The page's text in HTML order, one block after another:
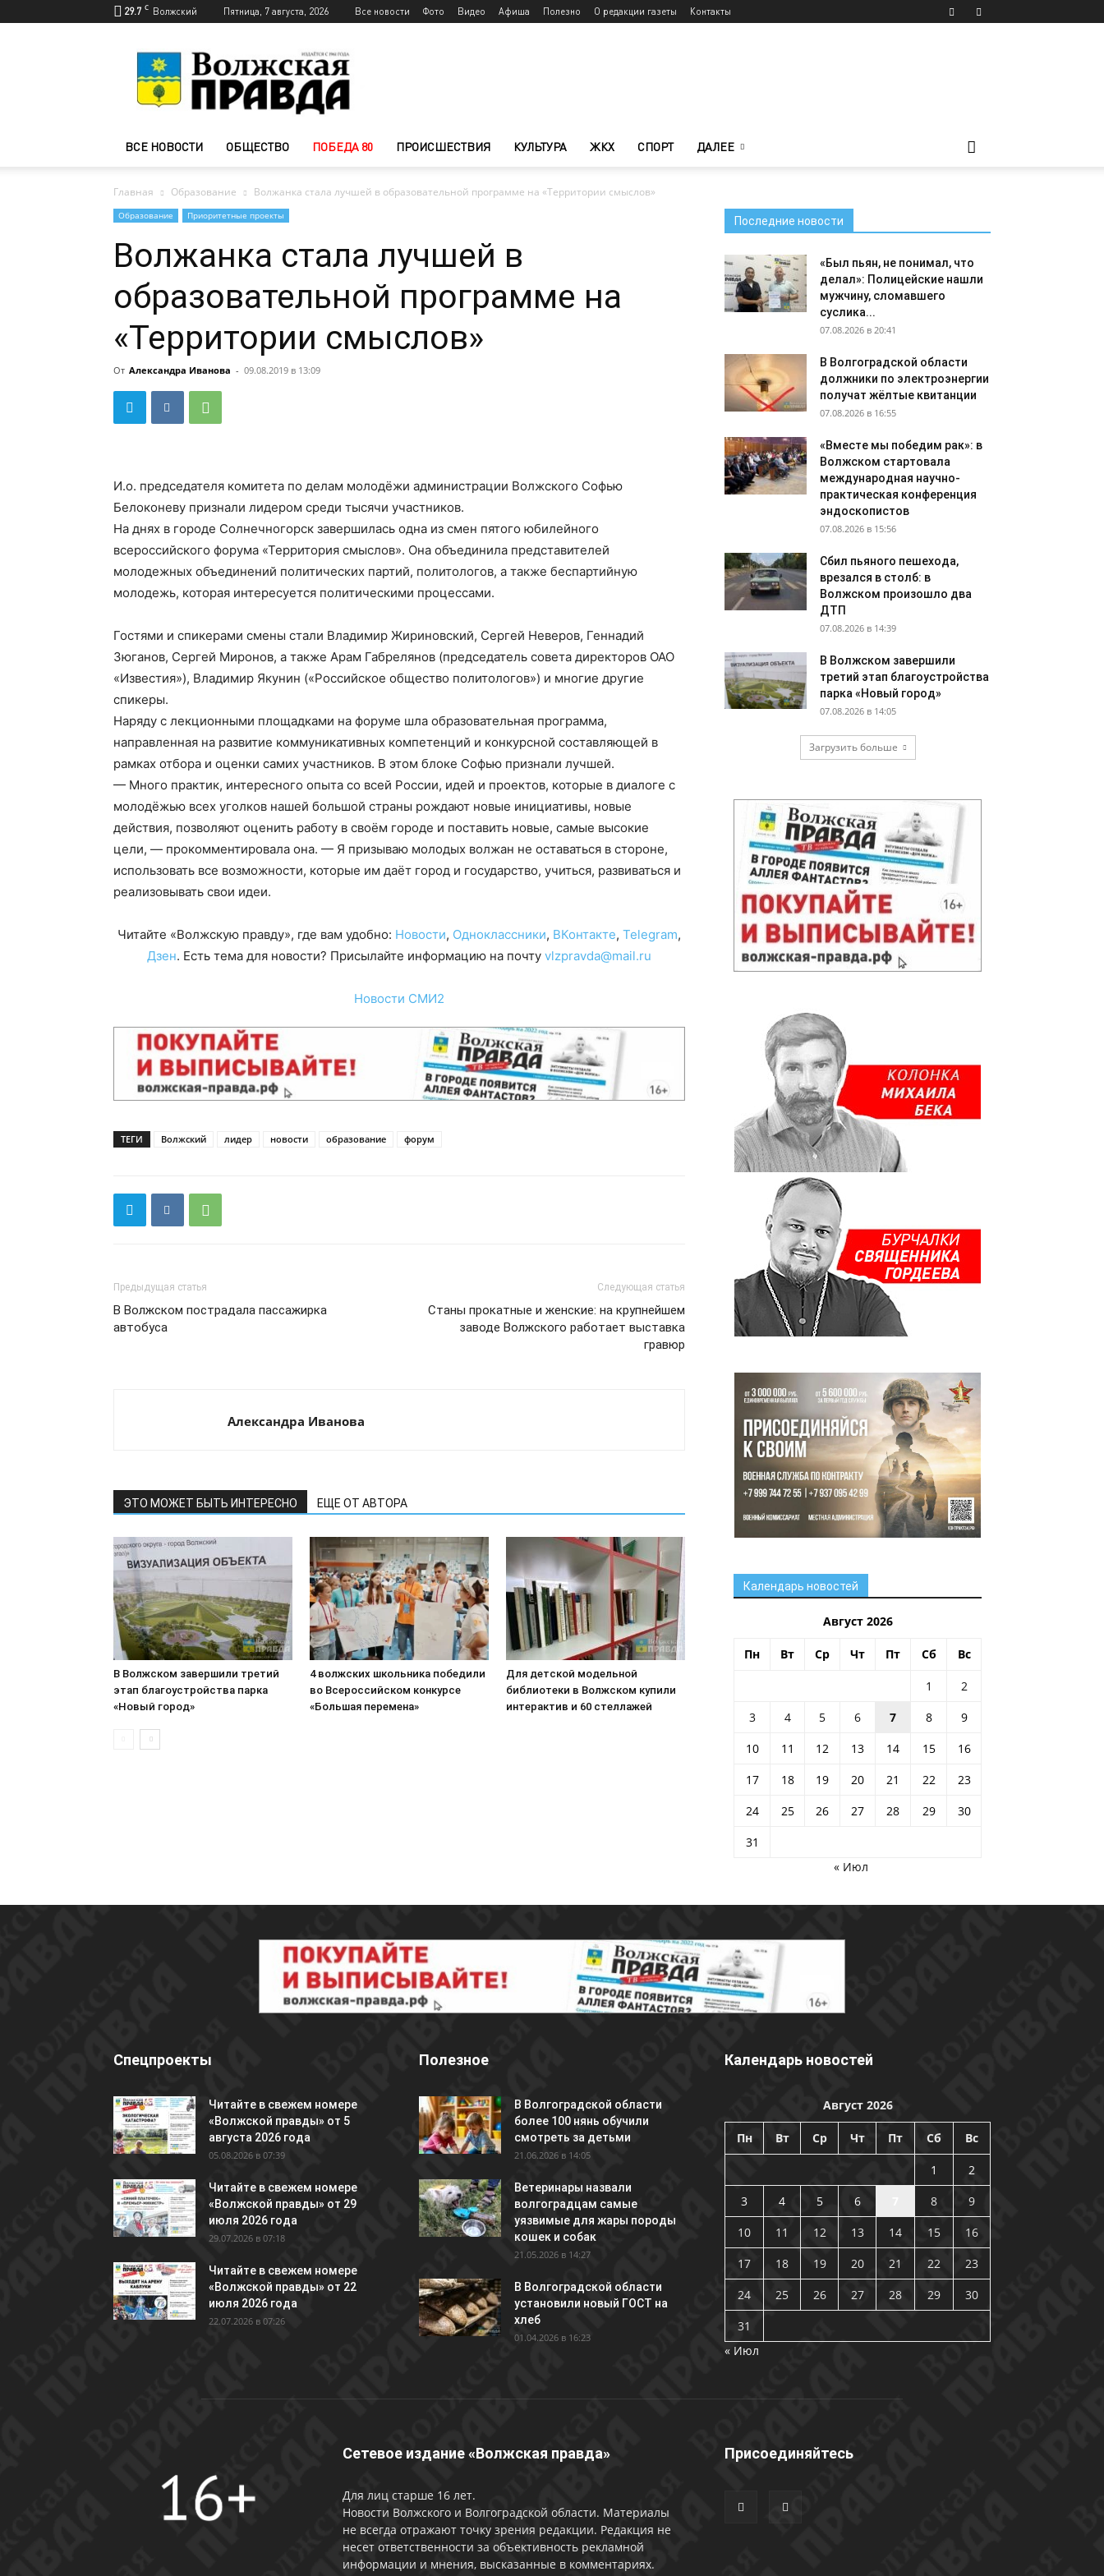
29.7 C Волжский Пятница, 7 августа, 2026 Все новости Фото Видео Афиша Полезно О редакции газеты Контакты
Волжского
—
Волжская
ВСЕ НОВОСТИ ОБЩЕСТВО ПОБЕДА 80 ПРОИСШЕСТВИЯ КУЛЬТУРА ЖКХ СПОРТ ДАЛЕЕ
Главная Образование Волжанка стала лучшей в образовательной программе на «Территории смыслов»
Образование Приоритетные проекты
Волжанка стала лучшей в
образовательной программе на
«Территории смыслов»
От Александра Иванова - 09.08.2019 в 13:09
И.о. председателя комитета по делам молодёжи администрации Волжского Софью
Белоконеву признали лидером среди тысячи участников.
На днях в городе Солнечногорск завершилась одна из смен пятого юбилейного
всероссийского форума «Территория смыслов». Она объединила представителей
молодежных объединений политических партий, политологов, а также беспартийную
молодежь, которая интересуется политическими процессами.
Гостями и спикерами смены стали Владимир Жириновский, Сергей Неверов, Геннадий
Зюганов, Сергей Миронов, а также Арам Габрелянов (председатель совета директоров ОАО
«Известия»), Владимир Якунин («Российское общество политологов») и многие другие
спикеры.
Наряду с лекционными площадками на форуме шла образовательная программа,
направленная на развитие коммуникативных компетенций и конкурсной составляющей в
рамках отбора и оценки самих участников. В этом блоке Софью признали лучшей.
— Много практик, интересного опыта со всей России, идей и проектов, которые в диалоге с
молодёжью всех уголков нашей большой страны рождают новые инициативы, новые
действия, позволяют оценить работу в своём городе и поставить новые, самые высокие
цели, — прокомментировала она. — Я призываю молодых волжан не оставаться в стороне,
использовать все возможности, которые им даёт город и государство, учиться, развиваться и
реализовывать свои идеи.
Читайте «Волжскую правду», где вам удобно: Новости, Одноклассники, ВКонтакте, Telegram,
Дзен. Есть тема для новости? Присылайте информацию на почту vlzpravda@mail.ru
Новости СМИ2
ТЕГИ Волжский лидер новости образование форум
Предыдущая статья
В Волжском пострадала пассажирка
автобуса
Следующая статья
Станы прокатные и женские: на крупнейшем
заводе Волжского работает выставка
гравюр
Александра Иванова
ЭТО МОЖЕТ БЫТЬ ИНТЕРЕСНО ЕЩЕ ОТ АВТОРА
В Волжском завершили третий
этап благоустройства парка
«Новый город»
4 волжских школьника победили
во Всероссийском конкурсе
«Большая перемена»
Для детской модельной
библиотеки в Волжском купили
интерактив и 60 стеллажей
Последние новости
«Был пьян, не понимал, что
делал»: Полицейские нашли
мужчину, сломавшего
суслика...
07.08.2026 в 20:41
В Волгоградской области
должники по электроэнергии
получат жёлтые квитанции
07.08.2026 в 16:55
«Вместе мы победим рак»: в
Волжском стартовала
международная научно-
практическая конференция
эндоскопистов
07.08.2026 в 15:56
Сбил пьяного пешехода,
врезался в столб: в
Волжском произошло два
ДТП
07.08.2026 в 14:39
В Волжском завершили
третий этап благоустройства
парка «Новый город»
07.08.2026 в 14:05
Загрузить больше
Календарь новостей
Август 2026
Пн Вт Ср Чт Пт Сб Вс
1
2
3
4 5 6 7 8
9
10
11 12 13 14 15
16
17
18 19 20 21 22
23
24
25 26 27 28 29
30
31
« Июл
Спецпроекты
Читайте в свежем номере
«Волжской правды» от 5
августа 2026 года
05.08.2026 в 07:39
Читайте в свежем номере
«Волжской правды» от 29
июля 2026 года
29.07.2026 в 07:18
Читайте в свежем номере
«Волжской правды» от 22
июля 2026 года
22.07.2026 в 07:26
Полезное
В Волгоградской области
более 100 нянь обучили
смотреть за детьми
21.06.2026 в 14:05
Ветеринары назвали
волгоградцам самые
уязвимые для жары породы
кошек и собак
21.05.2026 в 14:27
В Волгоградской области
установили новый ГОСТ на
хлеб
01.04.2026 в 16:23
Календарь новостей
Август 2026
Пн Вт Ср Чт Пт Сб Вс
1
2
3
4 5 6 8
9
10
11 12 13 14 15
16
17
18 19 20 21 22
23
24
25 26 27 28 29
30
31
« Июл
Сетевое издание «Волжская правда»
Для лиц старше 16 лет.
Новости Волжского и Волгоградской области. Материалы
не всегда отражают точку зрения редакции. Редакция не
несет ответственности за объективность рекламной
информации и мнения, высказанные в комментариях.
Присоединяйтесь